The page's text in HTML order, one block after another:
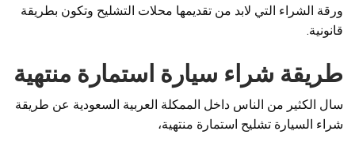
ورقة الشراء التي لابد من تقديمها محلات التشليح وتكون بطريقة
قانونية.
طريقة شراء سيارة استمارة منتهية
سال الكثير من الناس داخل الممكلة العربية السعودية عن طريقة
شراء السيارة تشليح استمارة منتهية،